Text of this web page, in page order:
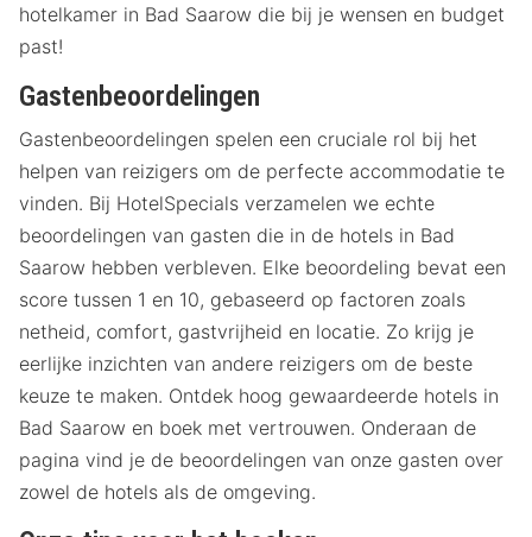
hotelkamer in Bad Saarow die bij je wensen en budget
past!
Gastenbeoordelingen
Gastenbeoordelingen spelen een cruciale rol bij het
helpen van reizigers om de perfecte accommodatie te
vinden. Bij HotelSpecials verzamelen we echte
beoordelingen van gasten die in de hotels in Bad
Saarow hebben verbleven. Elke beoordeling bevat een
score tussen 1 en 10, gebaseerd op factoren zoals
netheid, comfort, gastvrijheid en locatie. Zo krijg je
eerlijke inzichten van andere reizigers om de beste
keuze te maken. Ontdek hoog gewaardeerde hotels in
Bad Saarow en boek met vertrouwen. Onderaan de
pagina vind je de beoordelingen van onze gasten over
zowel de hotels als de omgeving.